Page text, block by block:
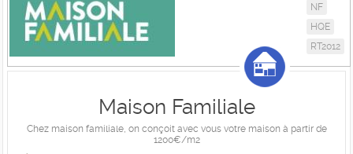
NF
HQE
RT2012
Maison Familiale
Chez maison familiale, on conçoit avec vous votre maison à partir de
1200€/m2